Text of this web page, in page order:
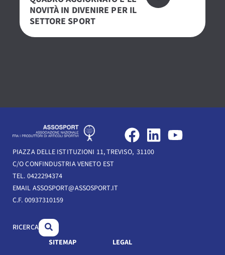
NOVITÀ IN DIVENIRE PER IL
SETTORE SPORT
F
a
c
L
i
Y
o
PIAZZA DELLE ISTITUZIONI 11, TREVISO, 31100
C/O CONFINDUSTRIA VENETO EST
TEL. 0422294374
EMAIL ASSOSPORT@ASSOSPORT.IT
C.F. 00937310159
RICERCA
SITEMAP
LEGAL